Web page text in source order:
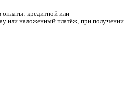
оплаты: кредитной или
или наложенный платёж, при получении